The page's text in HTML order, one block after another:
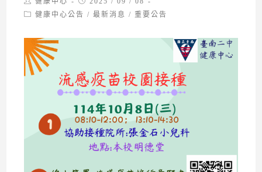
author:
published:
Post健康中心公告 / 最新消息 / 重要公告